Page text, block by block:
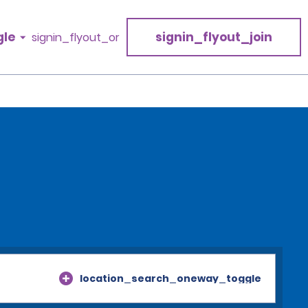
signin_flyout_or signin_flyout_join
location_search_oneway_toggle